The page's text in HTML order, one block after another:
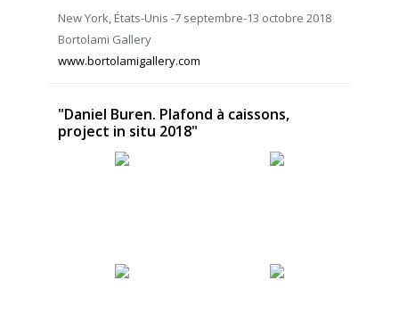
New York, États-Unis -7 septembre-13 octobre 2018
Bortolami Gallery
www.bortolamigallery.com
"Daniel Buren. Plafond à caissons,
project in situ 2018"